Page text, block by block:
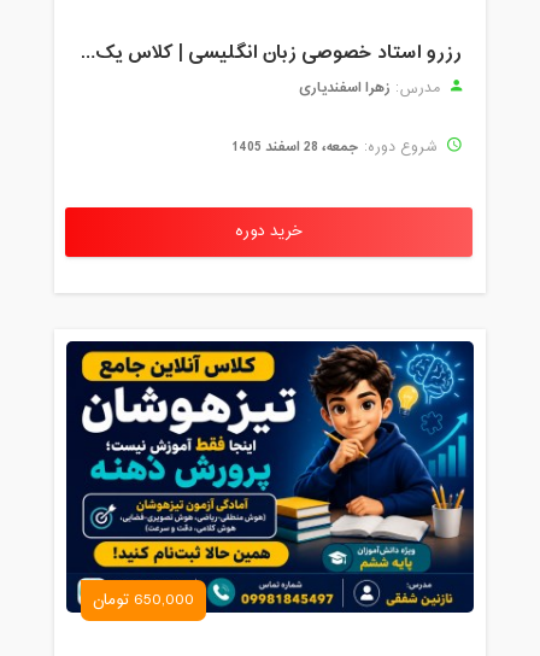
رزرو استاد خصوصی زبان انگلیسی | کلاس یک‌نفره با زهرا اسفندیاری + مشاوره رایگان
مدرس: زهرا اسفندیاری
شروع دوره: جمعه، 28 اسفند 1405
خرید دوره
650,000 تومان